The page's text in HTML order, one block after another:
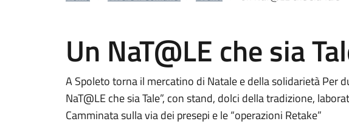
Un NaT@LE che sia
A Spoleto torna il mercatino di Natale e della solidarietà Per
NaT@LE che sia Tale”, con stand, dolci della tradizione,
Camminata sulla via dei presepi e le “operazioni Retake”